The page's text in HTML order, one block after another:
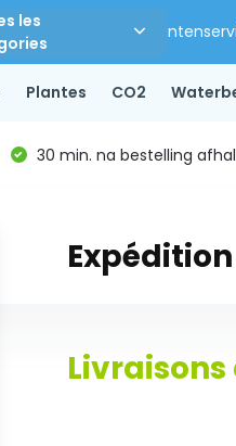
les
Plantes CO2
30 min. na bestelling